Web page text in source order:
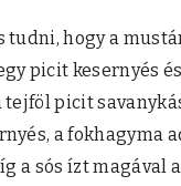
tudni, hogy a
picit kesernyés és
tejföl picit
a fokhagyma
a sós ízt magával